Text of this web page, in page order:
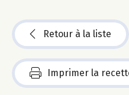
Retour à la liste
Imprimer la